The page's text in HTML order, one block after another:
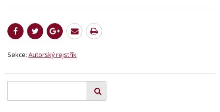
Sekce: Autorský rejstřík